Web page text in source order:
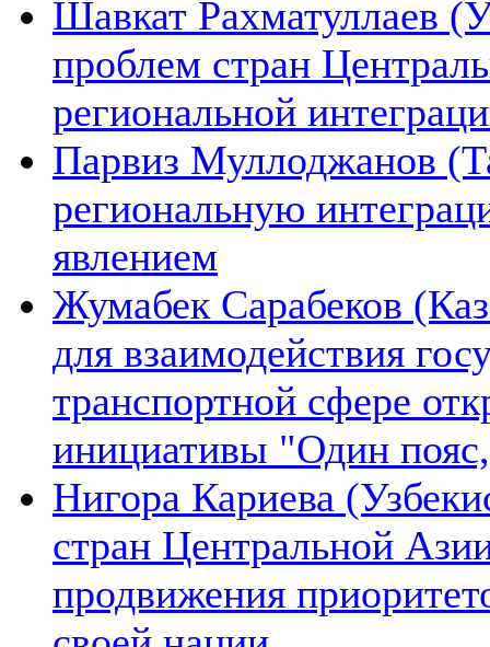
Шавкат Рахматуллаев
проблем стран
региональной
Парвиз Муллоджанов
региональную
явлением
Жумабек Сарабеков
для взаимодействия
транспортной сфере
инициативы "Один
Нигора Кариева
стран Центральной
продвижения